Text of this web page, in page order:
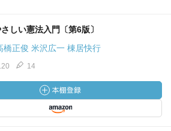
しい憲法入門〔第6版〕
橋正俊 米沢広一 棟居快行
14